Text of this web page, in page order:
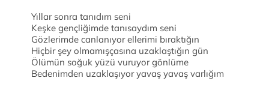
Yıllar sonra tanıdım seni
Keşke gençliğimde tanısaydım seni
Gözlerimde canlanıyor ellerimi bıraktığın
Hiçbir şey olmamışçasına uzaklaştığın gün
Ölümün soğuk yüzü vuruyor gönlüme
Bedenimden uzaklaşıyor yavaş yavaş varlığım